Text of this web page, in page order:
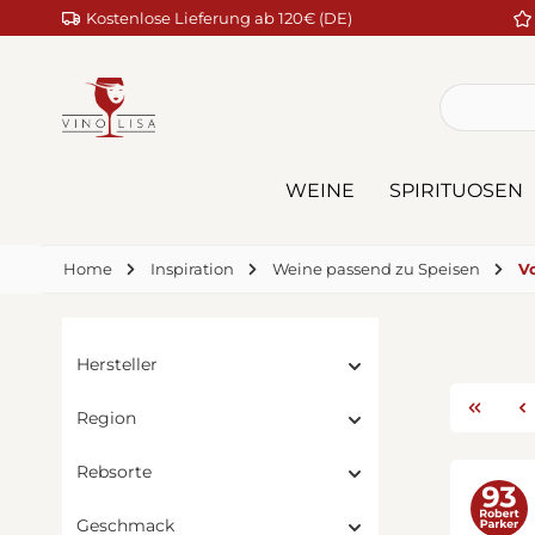
Hauptinhalt springen
Zur Suche springen
Zur Hauptnavigation springen
Kostenlose Lieferung ab 120€ (DE)
WEINE SPIRITUOSEN
Home Inspiration Weine passend zu Speisen
Hersteller
Region
Rebsorte
Geschmack